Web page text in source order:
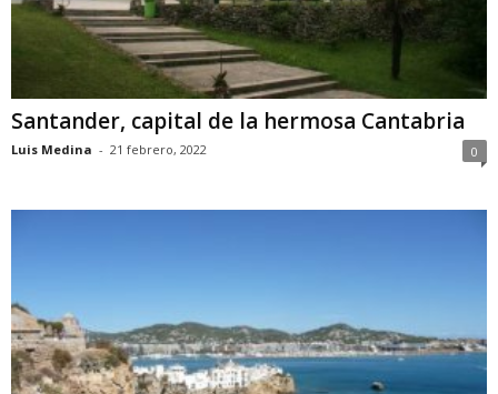
Santander, capital de la hermosa Cantabria
Luis Medina - 21 febrero, 2022 0